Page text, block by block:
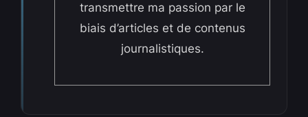
transmettre ma passion par le
biais d’articles et de contenus
journalistiques.